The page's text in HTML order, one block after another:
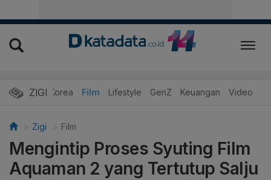
ZIGI
Hits Korea Film Lifestyle GenZ Keuangan Video
Zigi Film
Mengintip Proses Syuting Film
Aquaman 2 yang Tertutup Salju